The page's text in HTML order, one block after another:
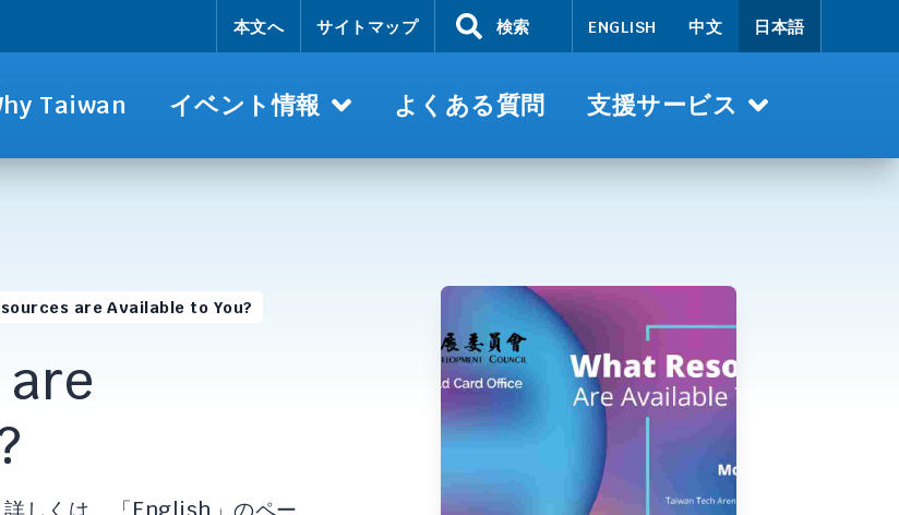
本文へ サイトマップ 検索 ENGLISH 中文 日本語
Taiwan イベント情報 よくある質問 支援サービス
are Available to You?
しくは、「English」のペー